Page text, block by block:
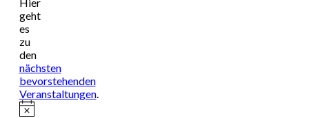
geht
es
zu
den
nächsten
bevorstehenden
Veranstaltungen.
Hinweis